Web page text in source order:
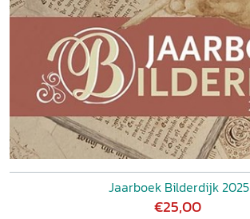
Jaarboek Bilderdijk 2025
€25,00